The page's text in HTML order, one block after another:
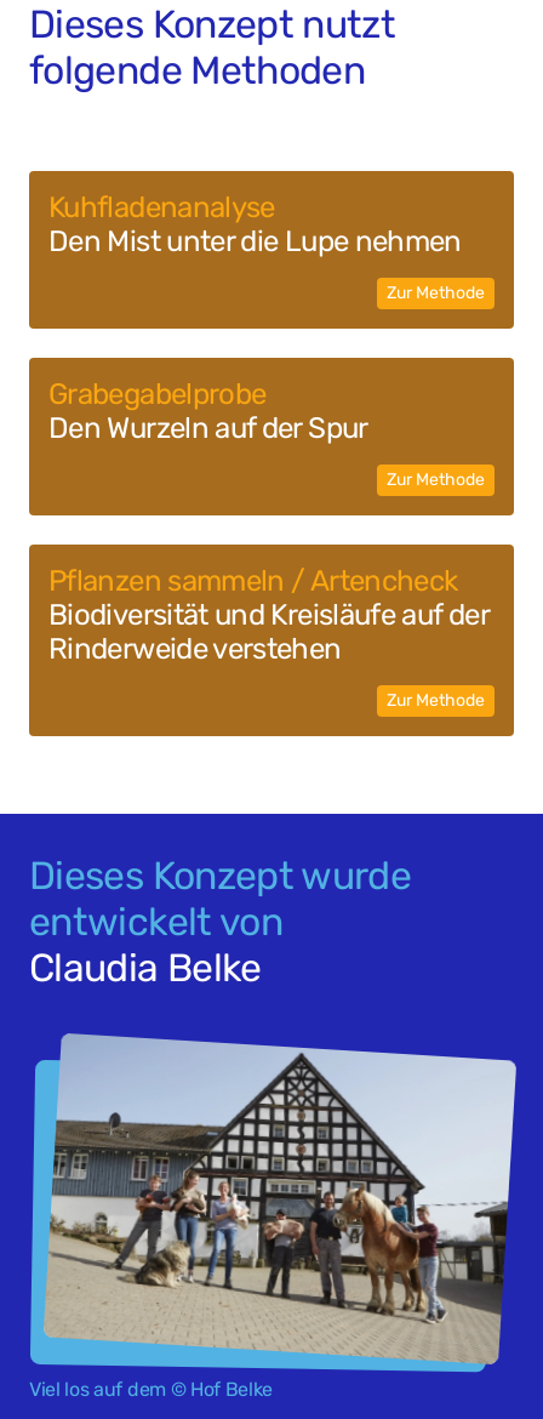
Dieses Konzept nutzt
folgende Methoden
Kuhfladen­analyse
Den Mist unter die Lupe nehmen
Zur Methode
Grabe­gabel­probe
Den Wurzeln auf der Spur
Zur Methode
Pflanzen sammeln / Artencheck
Bio­diversität und Kreis­läufe auf der
Rinder­weide verstehen
Zur Methode
Dieses Konzept wurde
entwickelt von
Claudia Belke
Viel los auf dem © Hof Belke